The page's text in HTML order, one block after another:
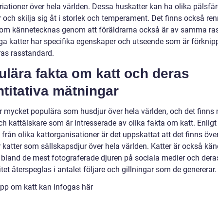
över hela världen. Dessa huskatter kan ha olika
och skilja sig åt i storlek och temperament. Det finns också
kännetecknas genom att föräldrarna också är av samma
katter har specifika egenskaper och utseende som är
rasstandard.
fakta om katt och deras
mätningar
mycket populära som husdjur över hela världen, och det finns
kattälskare som är intresserade av olika fakta om katt. Enligt
olika kattorganisationer är det uppskattat att det finns
som sällskapsdjur över hela världen. Katter är också
de mest fotograferade djuren på sociala medier och
återspeglas i antalet följare och gillningar som de genererar.
om katt kan infogas här